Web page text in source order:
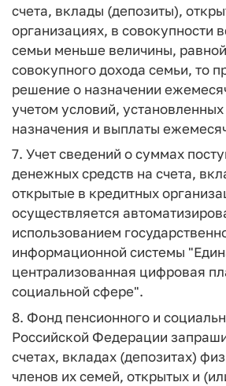
счета, вклады (депозиты),
организациях, в совокупности
семьи меньше величины,
совокупного дохода семьи, то
решение о назначении
учетом условий,
назначения и выплаты
7. Учет сведений о суммах
денежных средств на счета,
открытые в кредитных
осуществляется
использованием
информационной системы
централизованная цифровая
социальной сфере".
8. Фонд пенсионного и
Российской Федерации
счетах, вкладах (депозитах)
членов их семей, открытых и